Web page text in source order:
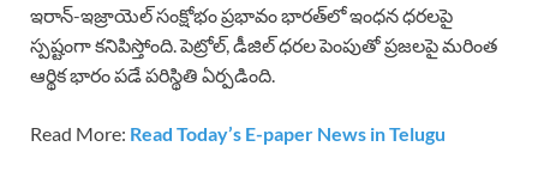
ఇరాన్-ఇజ్రాయెల్ సంక్షోభం ప్రభావం భారత్‌లో ఇంధన ధరలపై
స్పష్టంగా కనిపిస్తోంది. పెట్రోల్, డీజిల్ ధరల పెంపుతో ప్రజలపై మరింత
ఆర్థిక భారం పడే పరిస్థితి ఏర్పడింది.
Read More: Read Today’s E-paper News in Telugu